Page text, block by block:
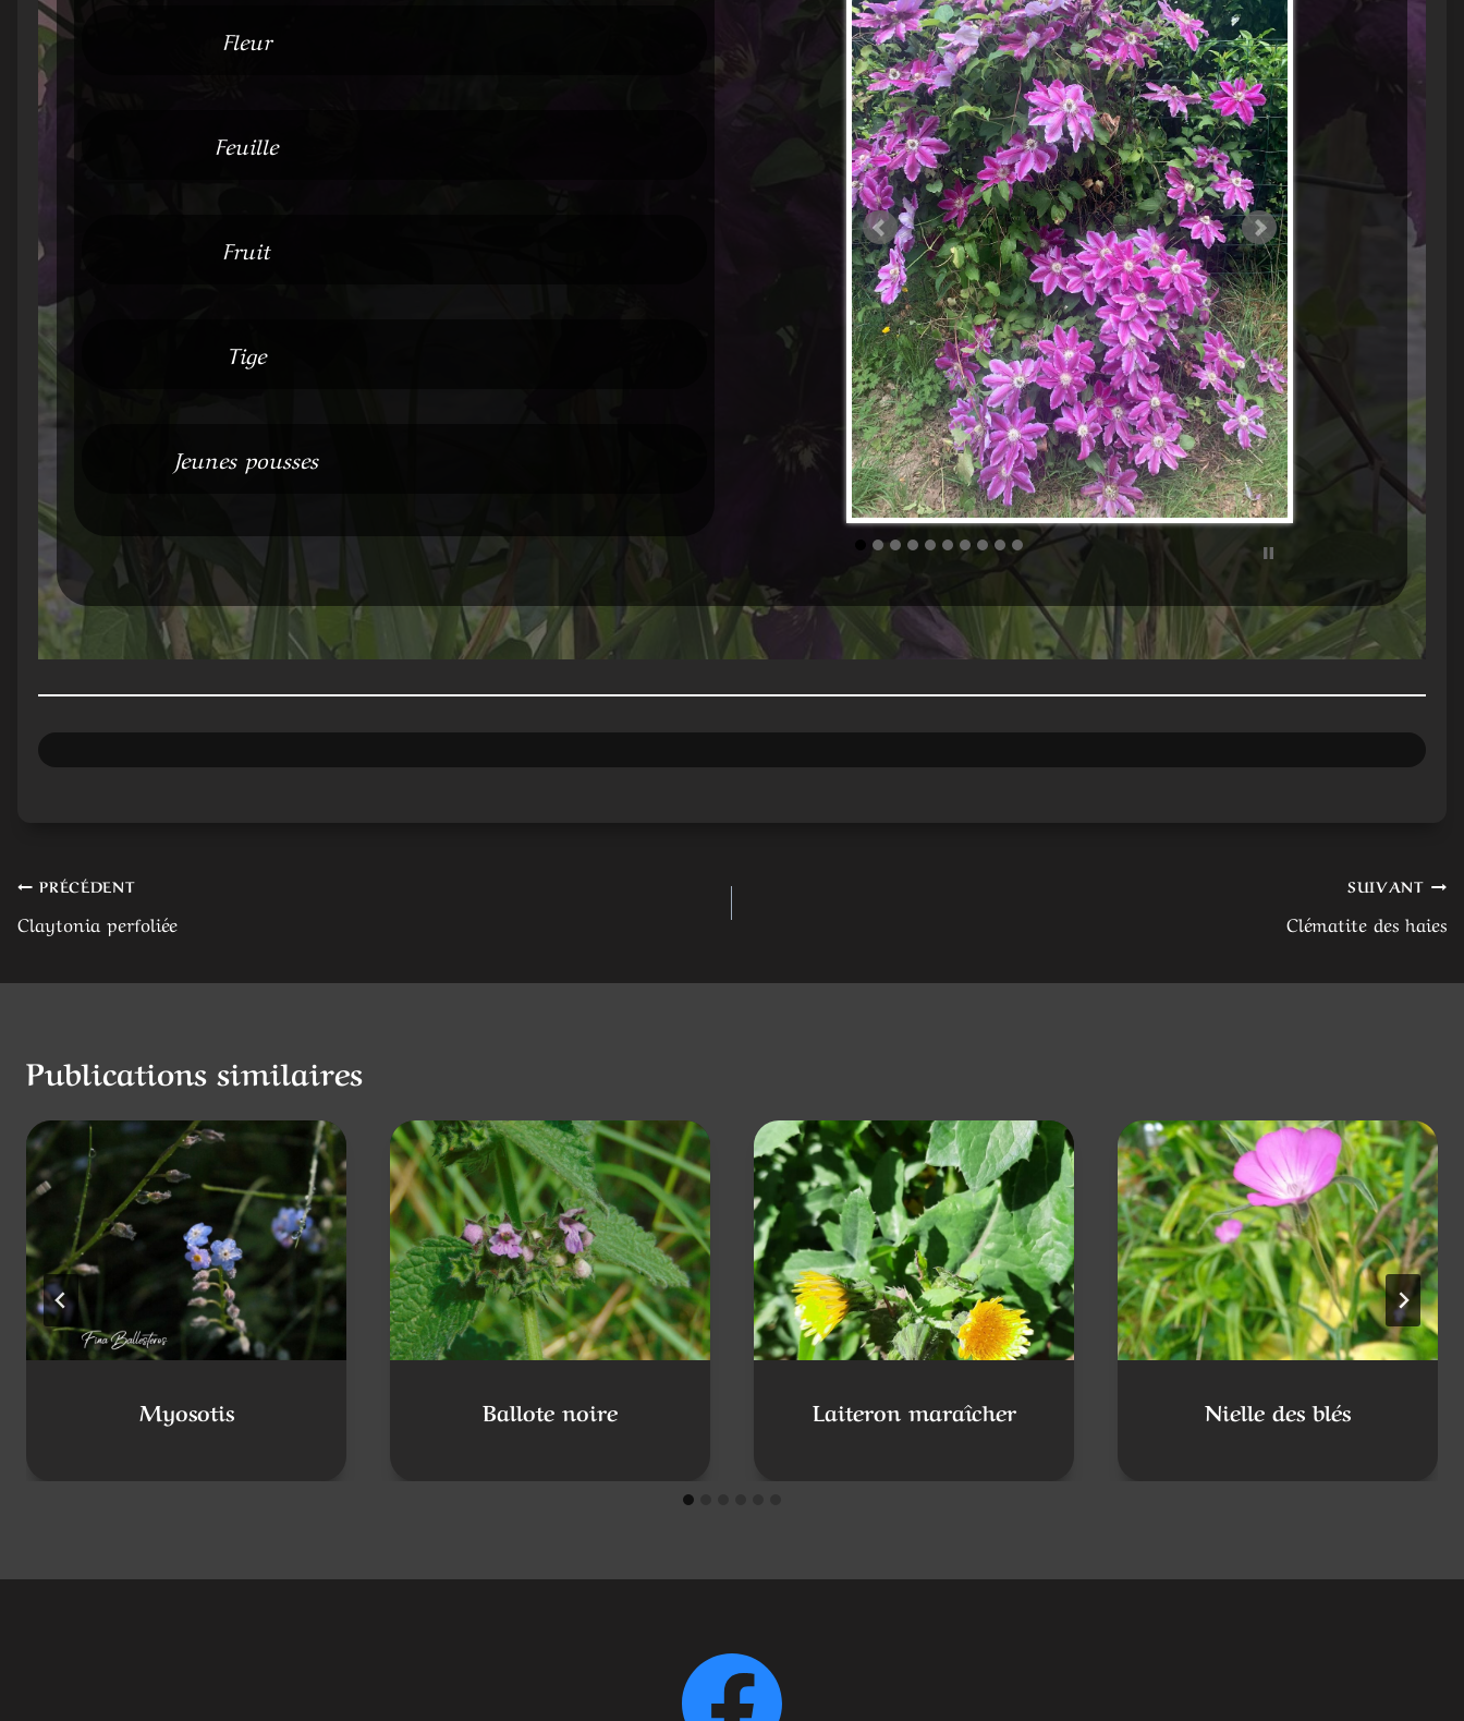
Fleur
Feuille
Fruit
Tige
Jeunes pousses
Navigation
de
l’article
PRÉCÉDENT
Claytonia perfoliée
SUIVANT
Clématite des haies
Publications similaires
Myosotis Ballote noire Laiteron maraîcher Nielle des blés